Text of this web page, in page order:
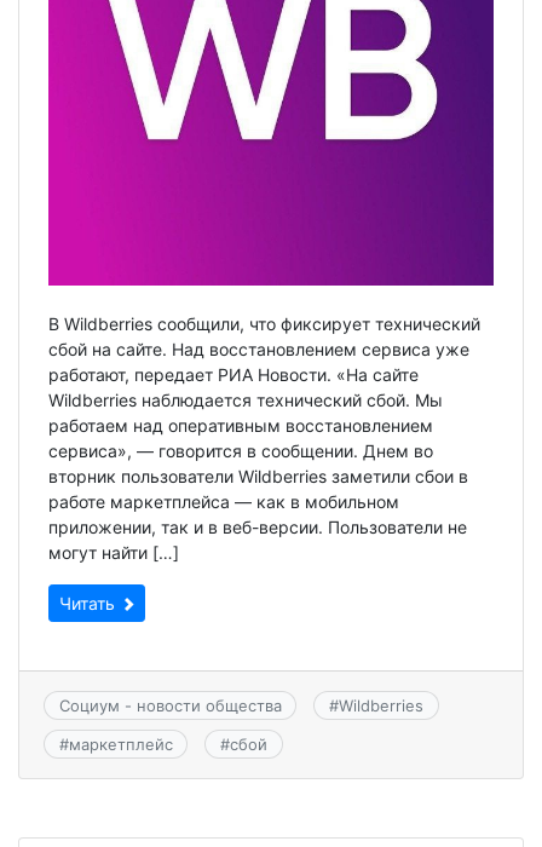
В Wildberries сообщили, что фиксирует технический
сбой на сайте. Над восстановлением сервиса уже
работают, передает РИА Новости. «На сайте
Wildberries наблюдается технический сбой. Мы
работаем над оперативным восстановлением
сервиса», — говорится в сообщении. Днем во
вторник пользователи Wildberries заметили сбои в
работе маркетплейса — как в мобильном
приложении, так и в веб-версии. Пользователи не
могут найти […]
Читать
Социум - новости общества #Wildberries
#маркетплейс #сбой